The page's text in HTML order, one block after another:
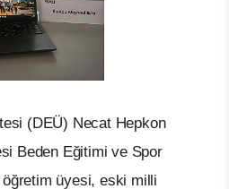
(DEÜ) Necat Hepkon
Beden Eğitimi ve Spor
üyesi, eski milli